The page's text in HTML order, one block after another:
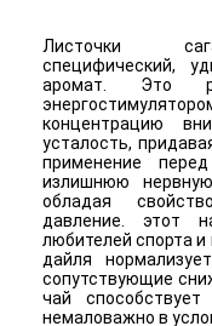
Листочки
специфический,
аромат. Это
концентрацию
усталость,
применение
излишнюю
обладая
давление. этот
любителей спорта и
дайля
сопутствующие
чай
немаловажно в